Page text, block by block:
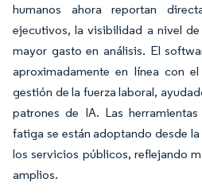
humanos ahora reportan
ejecutivos, la visibilidad a nivel
mayor gasto en análisis. El
aproximadamente en línea con
gestión de la fuerza laboral,
patrones de IA. Las
fatiga se están adoptando desde
los servicios públicos, reflejando
amplios.